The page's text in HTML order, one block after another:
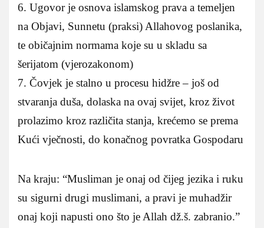
6. Ugovor je osnova islamskog prava a temeljen
na Objavi, Sunnetu (praksi) Allahovog poslanika,
te običajnim normama koje su u skladu sa
šerijatom (vjerozakonom)
7. Čovjek je stalno u procesu hidžre – još od
stvaranja duša, dolaska na ovaj svijet, kroz život
prolazimo kroz različita stanja, krećemo se prema
Kući vječnosti, do konačnog povratka Gospodaru
Na kraju: “Musliman je onaj od čijeg jezika i ruku
su sigurni drugi muslimani, a pravi je muhadžir
onaj koji napusti ono što je Allah dž.š. zabranio.”